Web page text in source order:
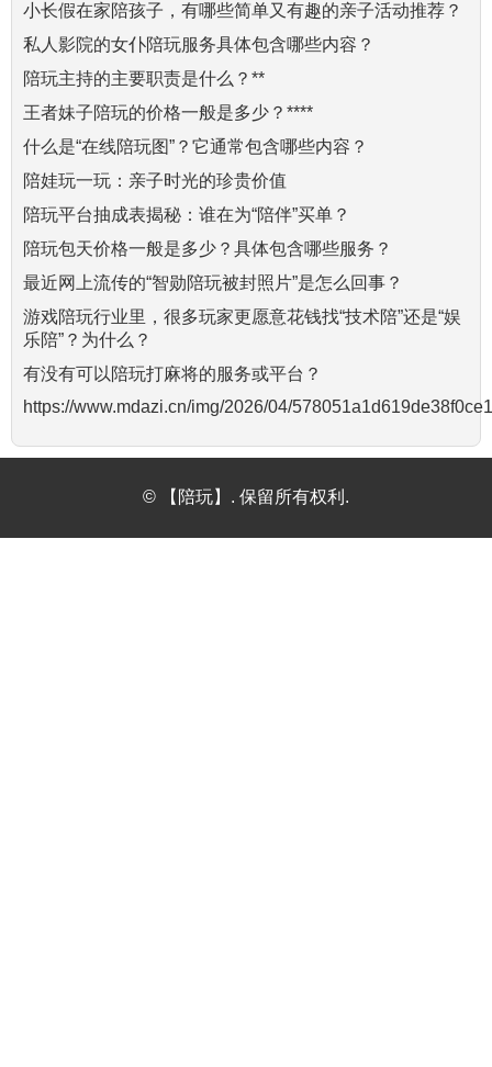
小长假在家陪孩子，有哪些简单又有趣的亲子活动推荐？
私人影院的女仆陪玩服务具体包含哪些内容？
陪玩主持的主要职责是什么？**
王者妹子陪玩的价格一般是多少？****
什么是“在线陪玩图”？它通常包含哪些内容？
陪娃玩一玩：亲子时光的珍贵价值
陪玩平台抽成表揭秘：谁在为“陪伴”买单？
陪玩包天价格一般是多少？具体包含哪些服务？
最近网上流传的“智勋陪玩被封照片”是怎么回事？
游戏陪玩行业里，很多玩家更愿意花钱找“技术陪”还是“娱
乐陪”？为什么？
有没有可以陪玩打麻将的服务或平台？
https://www.mdazi.cn/img/2026/04/
© 【陪玩】. 保留所有权利.